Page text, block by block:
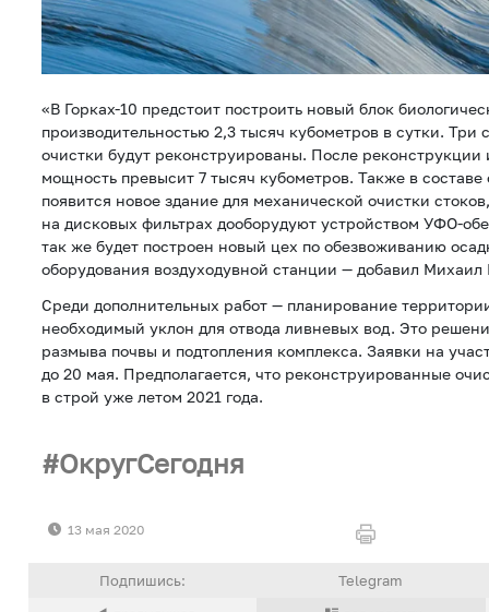
«В Горках-10 предстоит построить новый блок
производительностью 2,3 тысяч кубометров в сутки.
очистки будут реконструированы. После
мощность превысит 7 тысяч кубометров. Также в
появится новое здание для механической очистки
на дисковых фильтрах дооборудуют устройством УФО-
так же будет построен новый цех по обезвоживанию
оборудования воздуходувной станции — добавил Михаил
Среди дополнительных работ — планирование
необходимый уклон для отвода ливневых вод. Это
размыва почвы и подтопления комплекса. Заявки на
до 20 мая. Предполагается, что реконструированные
в строй уже летом 2021 года.
ОкругСегодня
13 мая 2020